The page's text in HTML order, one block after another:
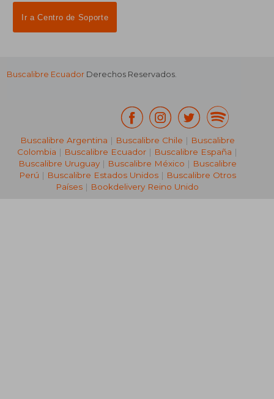
Ir a Centro de Soporte
Buscalibre Ecuador Derechos Reservados.
Buscalibre Argentina | Buscalibre Chile | Buscalibre
Colombia | Buscalibre Ecuador | Buscalibre España |
Buscalibre Uruguay| Buscalibre México | Buscalibre
Perú | Buscalibre Estados Unidos| Buscalibre Otros
Países | Bookdelivery Reino Unido